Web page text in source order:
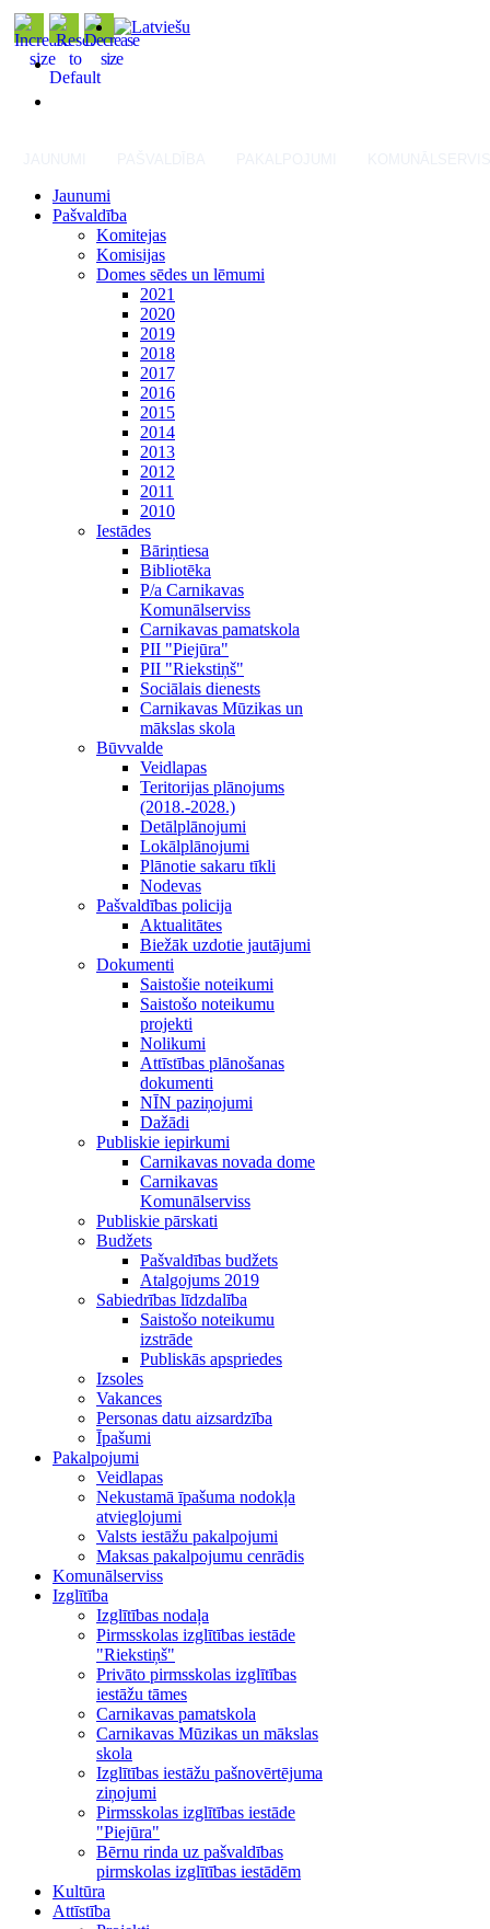
Jaunumi
Pašvaldība
Komitejas
Komisijas
Domes sēdes un lēmumi
2021
2020
2019
2018
2017
2016
2015
2014
2013
2012
2011
2010
Iestādes
Bāriņtiesa
Bibliotēka
P/a Carnikavas
Komunālserviss
Carnikavas pamatskola
PII "Piejūra"
PII "Riekstiņš"
Sociālais dienests
Carnikavas Mūzikas un
mākslas skola
Būvvalde
Veidlapas
Teritorijas plānojums
(2018.-2028.)
Detālplānojumi
Lokālplānojumi
Plānotie sakaru tīkli
Nodevas
Pašvaldības policija
Aktualitātes
Biežāk uzdotie jautājumi
Dokumenti
Saistošie noteikumi
Saistošo noteikumu
projekti
Nolikumi
Attīstības plānošanas
dokumenti
NĪN paziņojumi
Dažādi
Publiskie iepirkumi
Carnikavas novada dome
Carnikavas
Komunālserviss
Publiskie pārskati
Budžets
Pašvaldības budžets
Atalgojums 2019
Sabiedrības līdzdalība
Saistošo noteikumu
izstrāde
Publiskās apspriedes
Izsoles
Vakances
Personas datu aizsardzība
Īpašumi
Pakalpojumi
Veidlapas
Nekustamā īpašuma nodokļa
atvieglojumi
Valsts iestāžu pakalpojumi
Maksas pakalpojumu cenrādis
Komunālserviss
Izglītība
Izglītības nodaļa
Pirmsskolas izglītības iestāde
"Riekstiņš"
Privāto pirmsskolas izglītības
iestāžu tāmes
Carnikavas pamatskola
Carnikavas Mūzikas un mākslas
skola
Izglītības iestāžu pašnovērtējuma
ziņojumi
Pirmsskolas izglītības iestāde
"Piejūra"
Bērnu rinda uz pašvaldības
pirmskolas izglītības iestādēm
Kultūra
Attīstība